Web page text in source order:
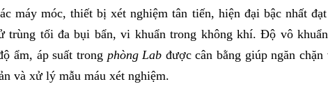
máy móc, thiết bị xét nghiệm tân tiến, hiện đại bậc nhất
trùng tối đa bụi bẩn, vi khuẩn trong không khí. Độ vô
ẩm, áp suất trong phòng Lab được cân bằng giúp ngăn
và xử lý mẫu máu xét nghiệm.